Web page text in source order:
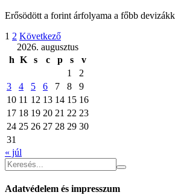
Erősödött a forint árfolyama a főbb
1 2 Következő
2026. augusztus
h K s c p s
v
1
2
3
4 5 6 7 8
9
10 11 12 13 14 15 16
17 18 19 20 21 22 23
24 25 26 27 28 29 30
31
« júl
Adatvédelem és impresszum